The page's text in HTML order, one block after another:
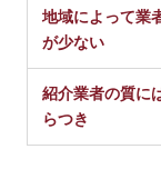
地域によって業
が少ない
紹介業者の質に
らつき